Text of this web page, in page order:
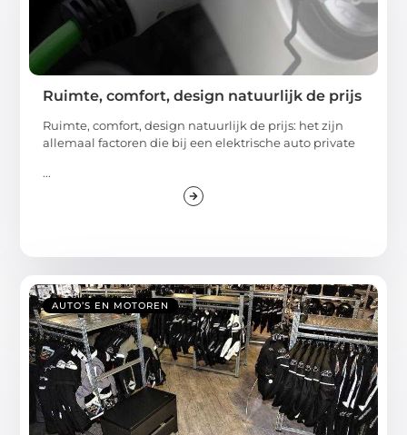
Ruimte, comfort, design natuurlijk de prijs
Ruimte, comfort, design natuurlijk de prijs: het zijn
allemaal factoren die bij een elektrische auto private
...
AUTO’S EN MOTOREN